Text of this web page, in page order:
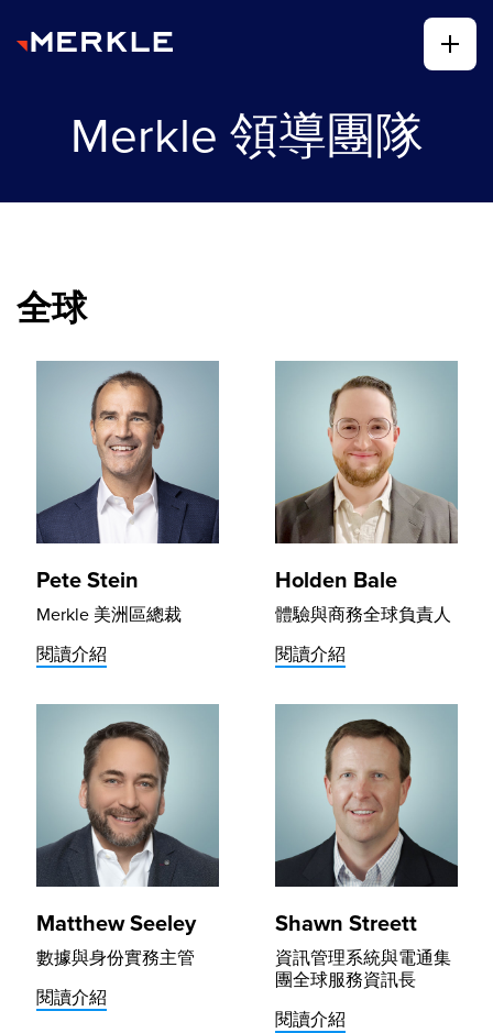
Merkle 領導團隊
全球
Pete Stein
Merkle 美洲區總裁
閱讀介紹
Holden Bale
體驗與商務全球負責人
閱讀介紹
Matthew Seeley
數據與身份實務主管
閱讀介紹
Shawn Streett
資訊管理系統與電通集
團全球服務資訊長
閱讀介紹